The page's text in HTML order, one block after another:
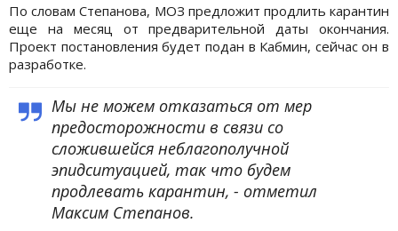
По словам Степанова, МОЗ предложит продлить карантин
еще на месяц от предварительной даты окончания.
Проект постановления будет подан в Кабмин, сейчас он в
разработке.
Мы не можем отказаться от мер
предосторожности в связи со
сложившейся неблагополучной
эпидситуацией, так что будем
продлевать карантин, - отметил
Максим Степанов.